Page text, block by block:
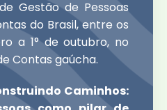
Gestão de Pessoas
do Brasil, entre os
a 1° de outubro, no
Contas gaúcha.
Caminhos: